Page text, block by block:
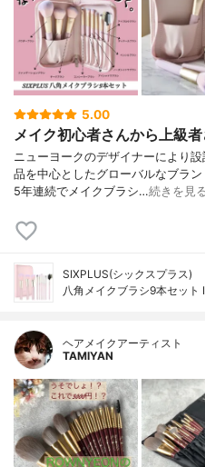
5.00
メイク初心者さんから上級
ニューヨークのデザイナーにより
品を中心としたグローバルなブラ
5年連続でメイクブラシ…続きを見
SIXPLUS(シックスプラス)
八角メイクブラシ9本セット
ヘアメイクアーティスト
TAMIYAN